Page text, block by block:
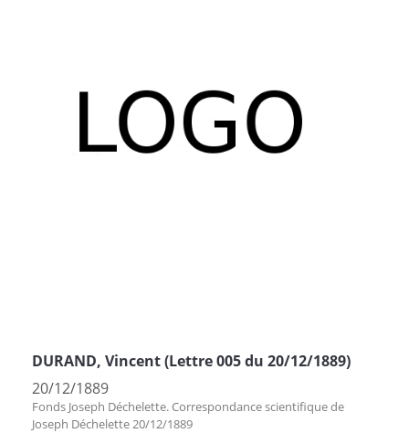
DURAND, Vincent (Lettre 005 du 20/12/1889)
20/12/1889
Fonds Joseph Déchelette. Correspondance scientifique de
Joseph Déchelette 20/12/1889